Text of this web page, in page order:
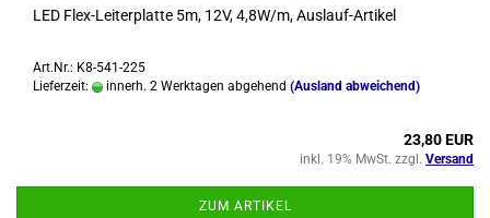
LED Flex-​Lei­ter­plat­te 5m, 12V, 4,8W/m, Auslauf-​​Ar­ti­kel
Art.Nr.: K8-541-225
Lieferzeit:
innerh. 2 Werktagen abgehend (Ausland abweichend)
23,80 EUR
inkl. 19% MwSt. zzgl. Versand
ZUM ARTIKEL